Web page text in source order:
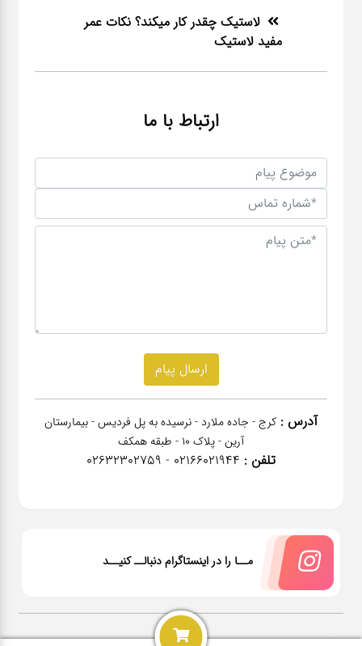
لاستیک چقدر کار میکند؟ نکات عمر
مفید لاستیک
ارتباط با ما
آدرس : کرج - جاده ملارد - نرسیده به پل فردیس - بیمارستان
آرین - پلاک 10 - طبقه همکف
تلفن : 02166021944 - 02632302759
مــا را در اینستاگرام دنبالــ کنیــد